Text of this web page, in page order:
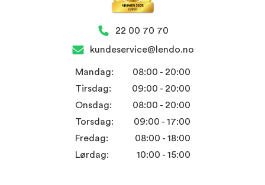
22 00 70 70
kundeservice@lendo.no
Mandag:
08:00 - 20:00
Tirsdag:
09:00 - 20:00
Onsdag:
08:00 - 20:00
Torsdag:
09:00 - 17:00
Fredag:
08:00 - 18:00
Lørdag:
10:00 - 15:00